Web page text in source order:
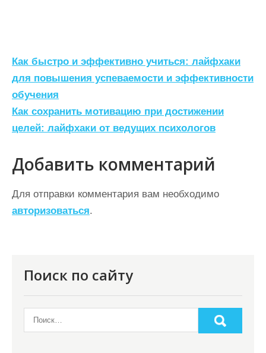
Н
а
в
и
а
ц
и
я
Как быстро и эффективно учиться: лайфхаки
для повышения успеваемости и эффективности
обучения
Как сохранить мотивацию при достижении
целей: лайфхаки от ведущих психологов
Добавить комментарий
Для отправки комментария вам необходимо
авторизоваться.
Поиск по сайту